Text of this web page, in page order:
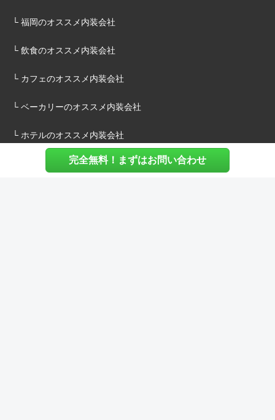
完全無料！まずはお問い合わせ
└ 福岡のオススメ内装会社
└ 飲食のオススメ内装会社
└ カフェのオススメ内装会社
└ ベーカリーのオススメ内装会社
└ ホテルのオススメ内装会社